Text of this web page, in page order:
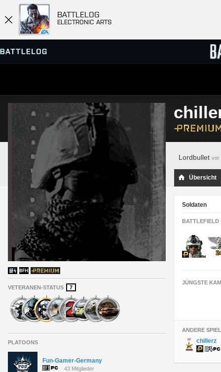
BATTLELOG
ELECTRONIC ARTS
SERVER-BROWSER
MATCHES
VETERANEN-STATUS 7
PLATOONS
Fun-Gamer-Germany
43 Mitglieder
Lordbullet vor
Übersicht
Soldaten
BATTLEFIELD
JÜNGSTE
ANDERE
chillerz